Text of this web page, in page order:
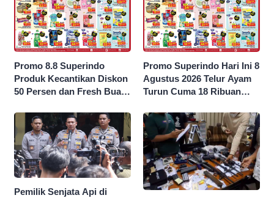
Promo 8.8 Superindo
Produk Kecantikan Diskon
50 Persen dan Fresh Buah
Promo Superindo Hari Ini 8
Agustus 2026 Telur Ayam
Turun Cuma 18 Ribuan
Persen
Pemilik Senjata Api di